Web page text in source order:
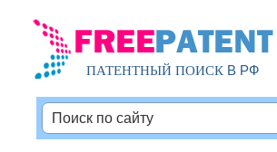
ПАТЕНТНЫЙ ПОИСКВ РФ